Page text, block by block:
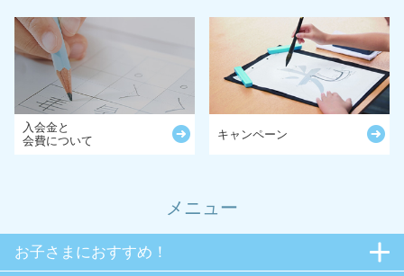
入会金と
会費について
キャンペーン
メニュー
お子さまにおすすめ！